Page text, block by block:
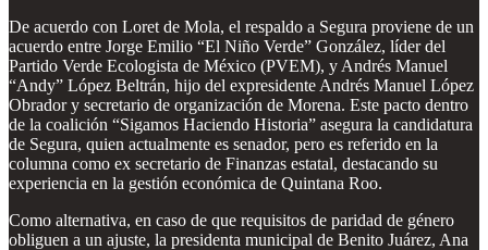
De acuerdo con Loret de Mola, el respaldo a Segura proviene de un
acuerdo entre Jorge Emilio “El Niño Verde” González, líder del
Partido Verde Ecologista de México (PVEM), y Andrés Manuel
“Andy” López Beltrán, hijo del expresidente Andrés Manuel López
Obrador y secretario de organización de Morena. Este pacto dentro
de la coalición “Sigamos Haciendo Historia” asegura la candidatura
de Segura, quien actualmente es senador, pero es referido en la
columna como ex secretario de Finanzas estatal, destacando su
experiencia en la gestión económica de Quintana Roo.
Como alternativa, en caso de que requisitos de paridad de género
obliguen a un ajuste, la presidenta municipal de Benito Juárez, Ana